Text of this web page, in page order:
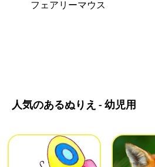
フェアリーマウス
人気のあるぬりえ - 幼児用